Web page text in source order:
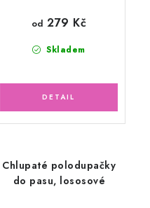
Skladem
od 279 Kč
Chlupaté polodupačky
do pasu, lososové